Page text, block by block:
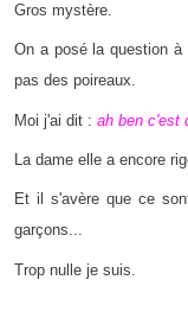
Gros mystère.
On a posé la question
pas des poireaux.
Moi j'ai dit : ah ben c'est
La dame elle a encore
Et il s'avère que ce
garçons...
Trop nulle je suis.